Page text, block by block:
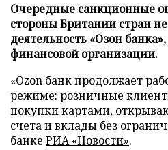
Очередные санкционные
стороны Британии стран
деятельность «Озон
финансовой организации.
«Ozon банк продолжает
режиме: розничные
покупки картами,
счета и вклады без
банке РИА «Новости».